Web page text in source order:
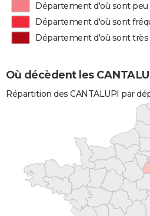
Département d'où sont peu
Département d'où sont
Département d'où sont
Où décèdent les
Répartition des CANTALUPI par